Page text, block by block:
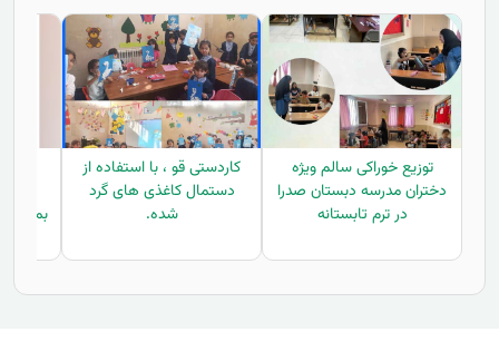
توزیع خوراکی سالم ویژه
دختران مدرسه دبستان صدرا
در ترم تابستانه
کاردستی قو ، با استفاده از
دستمال کاغذی های گرد
شده.